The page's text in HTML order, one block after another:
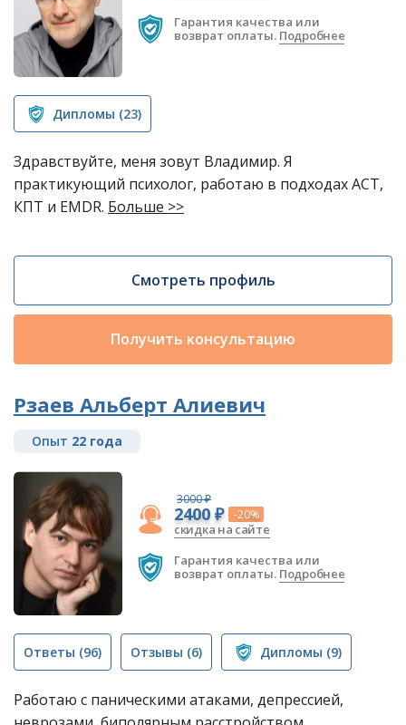
Гарантия качества или
возврат оплаты. Подробнее
Дипломы (23)
Здравствуйте, меня зовут Владимир. Я
практикующий психолог, работаю в подходах АСТ,
КПТ и EMDR. Больше >>
Смотреть профиль
Получить консультацию
Рзаев Альберт Алиевич
Опыт 22 года
3000 ₽
2400 ₽ -20%
скидка на сайте
Гарантия качества или
возврат оплаты. Подробнее
Ответы (96) Отзывы (6) Дипломы (9)
Работаю с паническими атаками, депрессией,